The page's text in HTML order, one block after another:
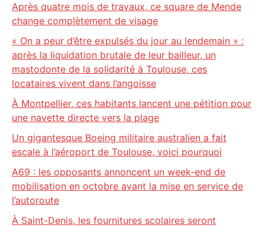
Après quatre mois de travaux, ce square de Mende
change complètement de visage
« On a peur d’être expulsés du jour au lendemain » :
après la liquidation brutale de leur bailleur, un
mastodonte de la solidarité à Toulouse, ces
locataires vivent dans l’angoisse
À Montpellier, ces habitants lancent une pétition pour
une navette directe vers la plage
Un gigantesque Boeing militaire australien a fait
escale à l’aéroport de Toulouse, voici pourquoi
A69 : les opposants annoncent un week-end de
mobilisation en octobre avant la mise en service de
l’autoroute
À Saint-Denis, les fournitures scolaires seront